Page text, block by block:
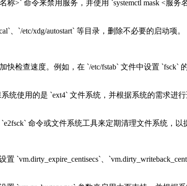
>` 命令来禁用服务，并使用 `systemctl mask <服务
`/etc/xdg/autostart` 等目录，删除不必要的启动项。
检查速度。例如，在 `/etc/fstab` 文件中设置 `fsck`
统使用的是 `ext4` 文件系统，并根据系统的需求进
命令或文件系统工具来定期清理文件系统，以
、